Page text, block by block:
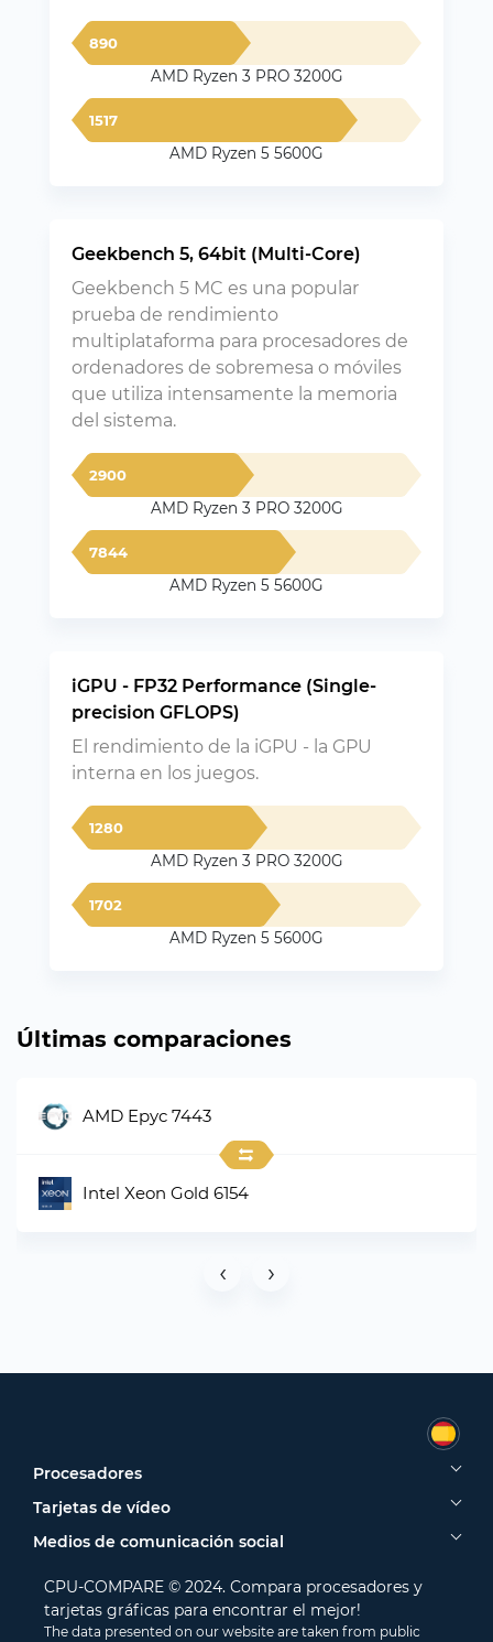
890
AMD Ryzen 3 PRO 3200G
1517
AMD Ryzen 5 5600G
Geekbench 5, 64bit (Multi-Core)
Geekbench 5 MC es una popular
prueba de rendimiento
multiplataforma para procesadores de
ordenadores de sobremesa o móviles
que utiliza intensamente la memoria
del sistema.
2900
AMD Ryzen 3 PRO 3200G
7844
AMD Ryzen 5 5600G
iGPU - FP32 Performance (Single-
precision GFLOPS)
El rendimiento de la iGPU - la GPU
interna en los juegos.
1280
AMD Ryzen 3 PRO 3200G
1702
AMD Ryzen 5 5600G
Últimas comparaciones
AMD Epyc 7443
Intel Xeon Gold 6154
‹ ›
Procesadores
Tarjetas de vídeo
Medios de comunicación social
CPU-COMPARE © 2024. Compara procesadores y
tarjetas gráficas para encontrar el mejor!
The data presented on our website are taken from public